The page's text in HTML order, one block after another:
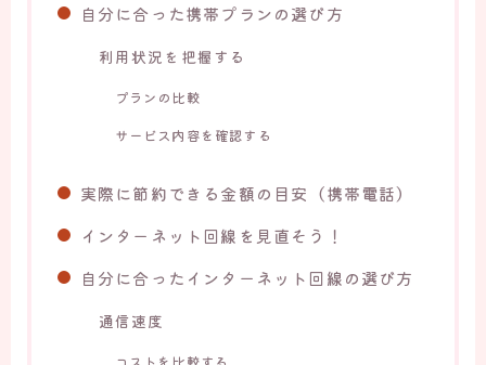
自分に合った携帯プランの選び方
利用状況を把握する
プランの比較
サービス内容を確認する
実際に節約できる金額の目安（携帯電話）
インターネット回線を見直そう！
自分に合ったインターネット回線の選び方
通信速度